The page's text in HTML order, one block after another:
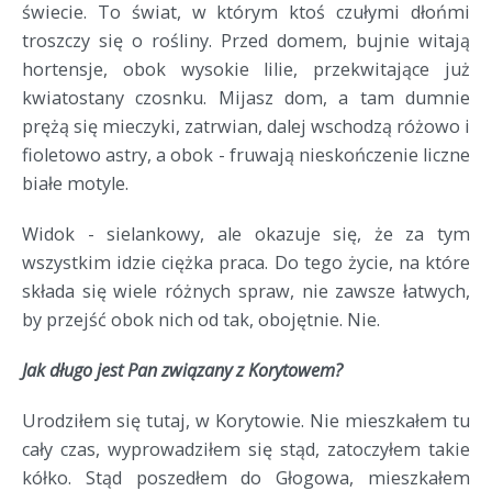
świecie. To świat, w którym ktoś czułymi dłońmi
troszczy się o rośliny. Przed domem, bujnie witają
hortensje, obok wysokie lilie, przekwitające już
kwiatostany czosnku. Mijasz dom, a tam dumnie
prężą się mieczyki, zatrwian, dalej wschodzą różowo i
fioletowo astry, a obok - fruwają nieskończenie liczne
białe motyle.
Widok - sielankowy, ale okazuje się, że za tym
wszystkim idzie ciężka praca. Do tego życie, na które
składa się wiele różnych spraw, nie zawsze łatwych,
by przejść obok nich od tak, obojętnie. Nie.
Jak długo jest Pan związany z Korytowem?
Urodziłem się tutaj, w Korytowie. Nie mieszkałem tu
cały czas, wyprowadziłem się stąd, zatoczyłem takie
kółko. Stąd poszedłem do Głogowa, mieszkałem